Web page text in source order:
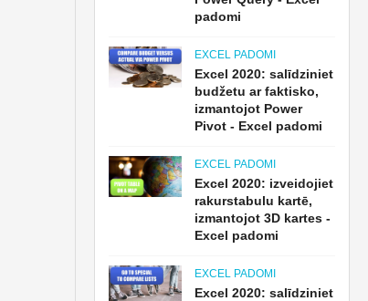
padomi
EXCEL PADOMI
Excel 2020: salīdziniet
budžetu ar faktisko,
izmantojot Power
Pivot - Excel padomi
EXCEL PADOMI
Excel 2020: izveidojiet
rakurstabulu kartē,
izmantojot 3D kartes -
Excel padomi
EXCEL PADOMI
Excel 2020: salīdziniet